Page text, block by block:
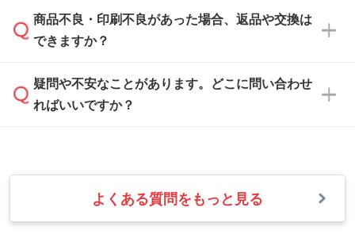
しい
解像度の低い画像や、手書きのイラスト、写真
などを、印刷に適したベクターデータに変換し
・フルカラーデータを1色に変換してほしい
・1色印刷でグラデーションや濃淡を表現した
い
本体色がブラック、ネイビーなど濃色の場合は
白色か淡い色の印刷色をおすすめしておりま
本体色がナチュラルなど淡色の場合、印刷をく
っきりと目立たせたいときは濃い印刷色が、柔
らかい雰囲気にしたいときは淡い印刷色が映え
また、お選びいただいた印刷色が本体色に合わ
ない場合や仕上がりに影響しそうな場合は、ス
タッフから別の色をご案内することもございま
営業日は平日の10:00～18:00で、土日祝日はお
休みとなります。注文・見積・お問い合わせ
速やかに対応いたします。
商品不良・印刷不良があった場合、返品や交換は
できますか？
お手数をお掛けいたしますが、至急担当スタッ
フまでご連絡ください。商品の状況を確認し、
・お届け時に商品が損傷・故障している場合
・ご注文と異なる商品が届いた場合
・印刷不良があった場合
疑問や不安なことがあります。どこに問い合わせ
ればいいですか？
業日以内に担当スタッフよりメールにてご連絡
いたします。
お急ぎの場合はお電話でのご質問も受け付けて
よくある質問をもっと見る